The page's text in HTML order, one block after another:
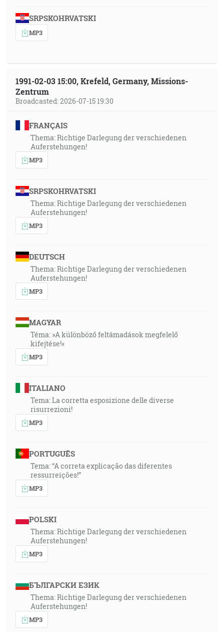
SRPSKOHRVATSKI
MP3
1991-02-03 15:00, Krefeld, Germany, Missions-
Zentrum
Broadcasted: 2026-07-15 19:30
FRANÇAIS
Thema: Richtige Darlegung der verschiedenen
Auferstehungen!
MP3
SRPSKOHRVATSKI
Thema: Richtige Darlegung der verschiedenen
Auferstehungen!
MP3
DEUTSCH
Thema: Richtige Darlegung der verschiedenen
Auferstehungen!
MP3
MAGYAR
Téma: »A különböző feltámadások megfelelő
kifejtése!«
MP3
ITALIANO
Tema: La corretta esposizione delle diverse
risurrezioni!
MP3
PORTUGUÊS
Tema: “A correta explicação das diferentes
ressurreições!”
MP3
POLSKI
Thema: Richtige Darlegung der verschiedenen
Auferstehungen!
MP3
БЪЛГАРСКИ ЕЗИК
Thema: Richtige Darlegung der verschiedenen
Auferstehungen!
MP3